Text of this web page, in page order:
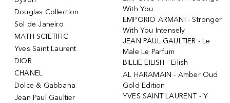
Douglas Collection
Sol de Janeiro
MATH SCIETIFIC
Yves Saint Laurent
DIOR
CHANEL
Dolce & Gabbana
Jean Paul Gaultier
With You
EMPORIO ARMANI - Stronger
With You Intensely
JEAN PAUL GAULTIER - Le
Male Le Parfum
BILLIE EILISH - Eilish
AL HARAMAIN - Amber Oud
Gold Edition
YVES SAINT LAURENT - Y